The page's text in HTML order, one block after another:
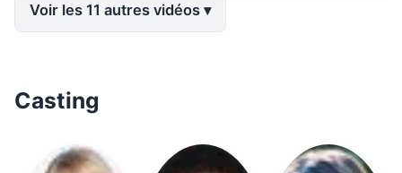
Voir les 11 autres vidéos
Casting